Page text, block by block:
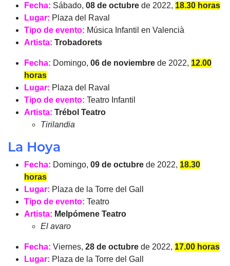
Fecha: Sábado, 08 de octubre de 2022, 18.30 horas
Lugar: Plaza del Raval
Tipo de evento: Música Infantil en Valencià
Artista: Trobadorets
Fecha: Domingo, 06 de noviembre de 2022, 12.00
horas
Lugar: Plaza del Raval
Tipo de evento: Teatro Infantil
Artista: Trébol Teatro
Tirilandia
La Hoya
Fecha: Domingo, 09 de octubre de 2022, 18.30
horas
Lugar: Plaza de la Torre del Gall
Tipo de evento: Teatro
Artista: Melpómene Teatro
El avaro
Fecha: Viernes, 28 de octubre de 2022, 17.00 horas
Lugar: Plaza de la Torre del Gall